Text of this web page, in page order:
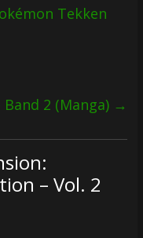
Tekken
2 (Manga) →
– Vol. 2